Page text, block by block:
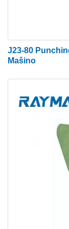
● Pli bonaj
● Pli bona por
● Fermita
esti aplikata
Aplikoj de
La
uzata en
komunikado,
transportoj
J23-80
Maŝino